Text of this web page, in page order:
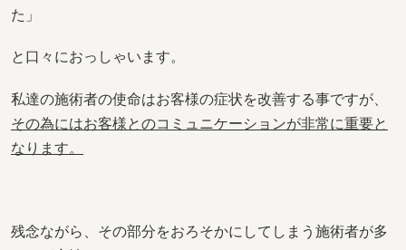
た」
と口々におっしゃいます。
私達の施術者の使命はお客様の症状を改善する事ですが、
その為にはお客様とのコミュニケーションが非常に重要と
なります。
残念ながら、その部分をおろそかにしてしまう施術者が多